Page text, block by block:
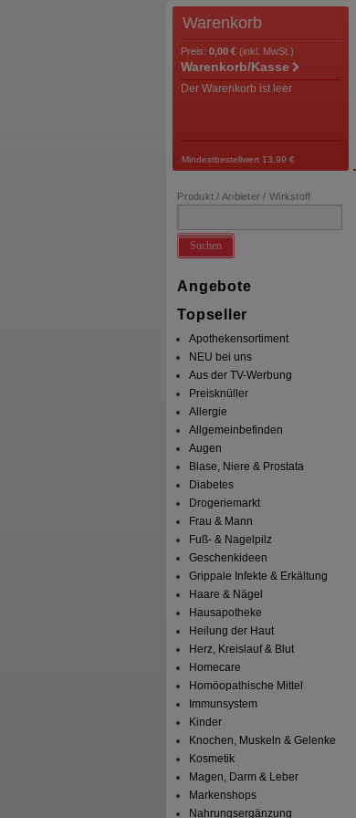
Warenkorb
Preis: 0,00 € (inkl. MwSt.)
Warenkorb/Kasse
Der Warenkorb ist leer
Mindestbestellwert 13,99 €
Produkt / Anbieter / Wirkstoff
Suchen
Angebote
Topseller
Apothekensortiment
NEU bei uns
Aus der TV-Werbung
Preisknüller
Allergie
Allgemeinbefinden
Augen
Blase, Niere & Prostata
Diabetes
Drogeriemarkt
Frau & Mann
Fuß- & Nagelpilz
Geschenkideen
Grippale Infekte & Erkältung
Haare & Nägel
Hausapotheke
Heilung der Haut
Herz, Kreislauf & Blut
Homecare
Homöopathische Mittel
Immunsystem
Kinder
Knochen, Muskeln & Gelenke
Kosmetik
Magen, Darm & Leber
Markenshops
Nahrungsergänzung